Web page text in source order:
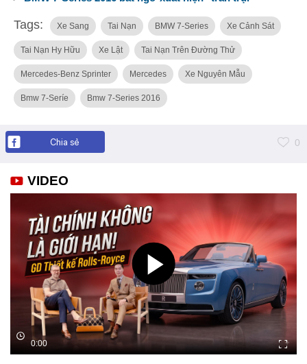
Tags: Xe Sang Tai Nạn BMW 7-Series Xe Cảnh Sát
Tai Nạn Hy Hữu Xe Lật Tai Nạn Trên Đường Thử
Mercedes-Benz Sprinter Mercedes Xe Nguyên Mẫu
Bmw 7-Seríe Bmw 7-Series 2016
Chia sẻ 0
VIDEO
0:00